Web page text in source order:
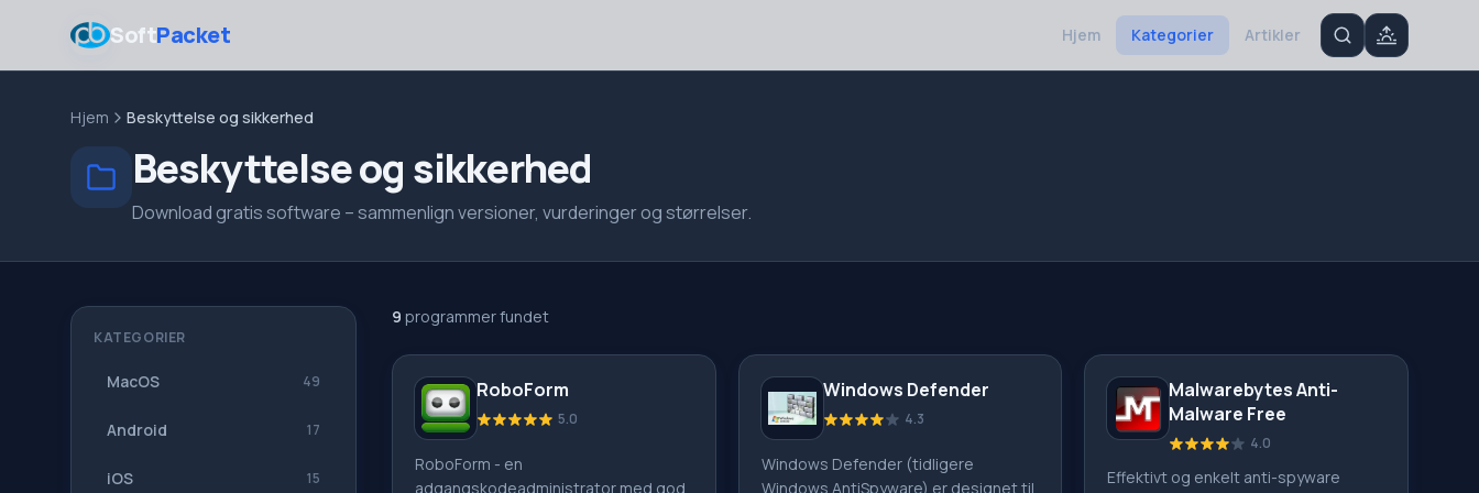
SoftPacket Hjem Kategorier Artikler
Hjem Beskyttelse og sikkerhed
Beskyttelse og sikkerhed
Download gratis software – sammenlign versioner, vurderinger og størrelser.
KATEGORIER
MacOS 49
Android 17
iOS 15
9 programmer fundet
RoboForm
5.0
RoboForm - en
adgangskodeadministrator med god
Windows Defender
4.3
Windows Defender (tidligere
Windows AntiSpyware) er designet til
Malwarebytes Anti-
Malware Free
4.0
Effektivt og enkelt anti-spyware